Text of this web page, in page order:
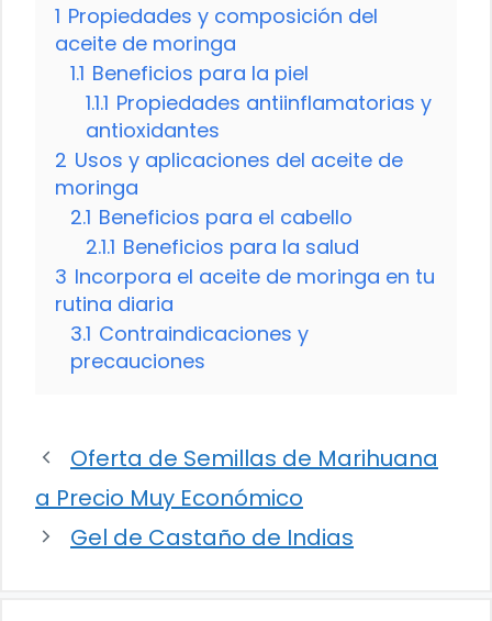
1 Propiedades y composición del
aceite de moringa
1.1 Beneficios para la piel
1.1.1 Propiedades antiinflamatorias y
antioxidantes
2 Usos y aplicaciones del aceite de
moringa
2.1 Beneficios para el cabello
2.1.1 Beneficios para la salud
3 Incorpora el aceite de moringa en tu
rutina diaria
3.1 Contraindicaciones y
precauciones
Oferta de Semillas de Marihuana
a Precio Muy Económico
Gel de Castaño de Indias